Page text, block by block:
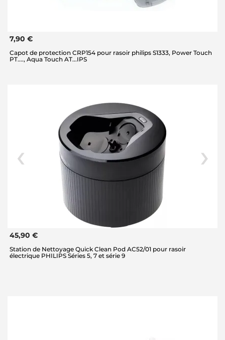
7,90 €
Capot de protection CRP154 pour rasoir philips S1333, Power Touch
PT...., Aqua Touch AT...IPS
45,90 €
Station de Nettoyage Quick Clean Pod AC52/01 pour rasoir
électrique PHILIPS Séries 5, 7 et série 9